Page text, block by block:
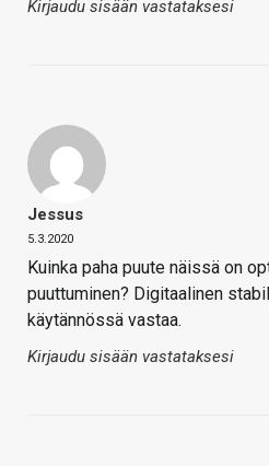
Kirjaudu sisään vastataksesi
Jessus
5.3.2020
Kuinka paha puute näissä on
puuttuminen? Digitaalinen
käytännössä vastaa.
Kirjaudu sisään vastataksesi